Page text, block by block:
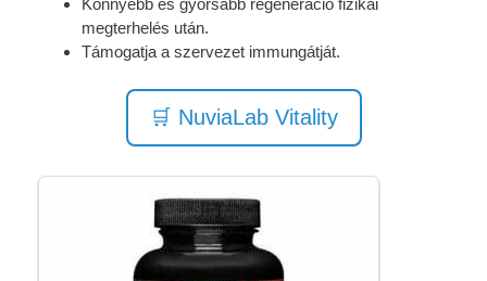
Könnyebb és gyorsabb regeneráció fizikai
megterhelés után.
Támogatja a szervezet immungátját.
🛒 NuviaLab Vitality